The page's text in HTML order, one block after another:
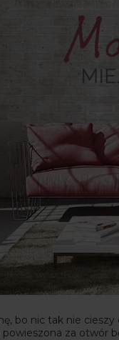
bo nic tak nie
powieszona za otwór